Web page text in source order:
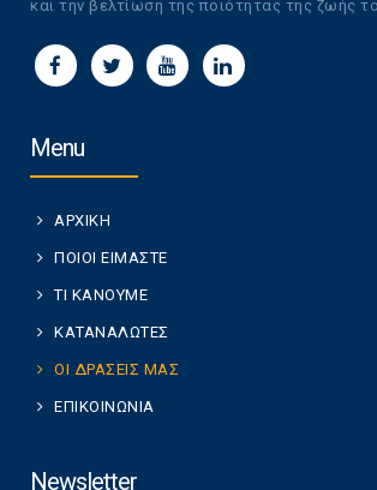
και την βελτίωση της ποιότητας της ζωής
Menu
ΑΡΧΙΚΗ
ΠΟΙΟΙ ΕΙΜΑΣΤΕ
ΤΙ ΚΑΝΟΥΜΕ
ΚΑΤΑΝΑΛΩΤΕΣ
ΟΙ ΔΡΑΣΕΙΣ ΜΑΣ
ΕΠΙΚΟΙΝΩΝΙΑ
Newsletter